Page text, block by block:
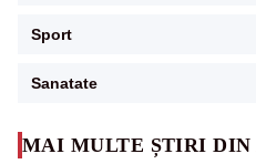
MAI MULTE ȘTIRI DIN
Sport
Sanatate